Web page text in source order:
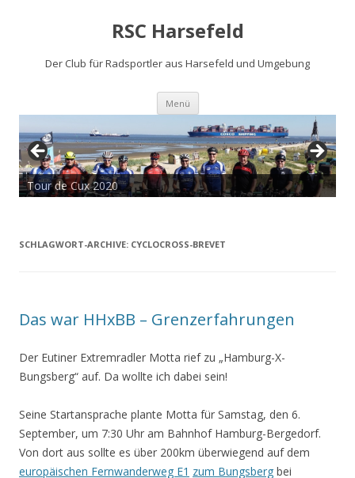
RSC Harsefeld
Der Club für Radsportler aus Harsefeld und Umgebung
Menü Zum
springen
Tour de Cux 2020
SCHLAGWORT-ARCHIVE: CYCLOCROSS-BREVET
Das war HHxBB – Grenzerfahrungen
Der Eutiner Extremradler Motta rief zu „Hamburg-X-
Bungsberg“ auf. Da wollte ich dabei sein!
Seine Startansprache plante Motta für Samstag, den 6.
September, um 7:30 Uhr am Bahnhof Hamburg-Bergedorf.
Von dort aus sollte es über 200km überwiegend auf dem
europäischen Fernwanderweg E1 zum Bungsberg bei